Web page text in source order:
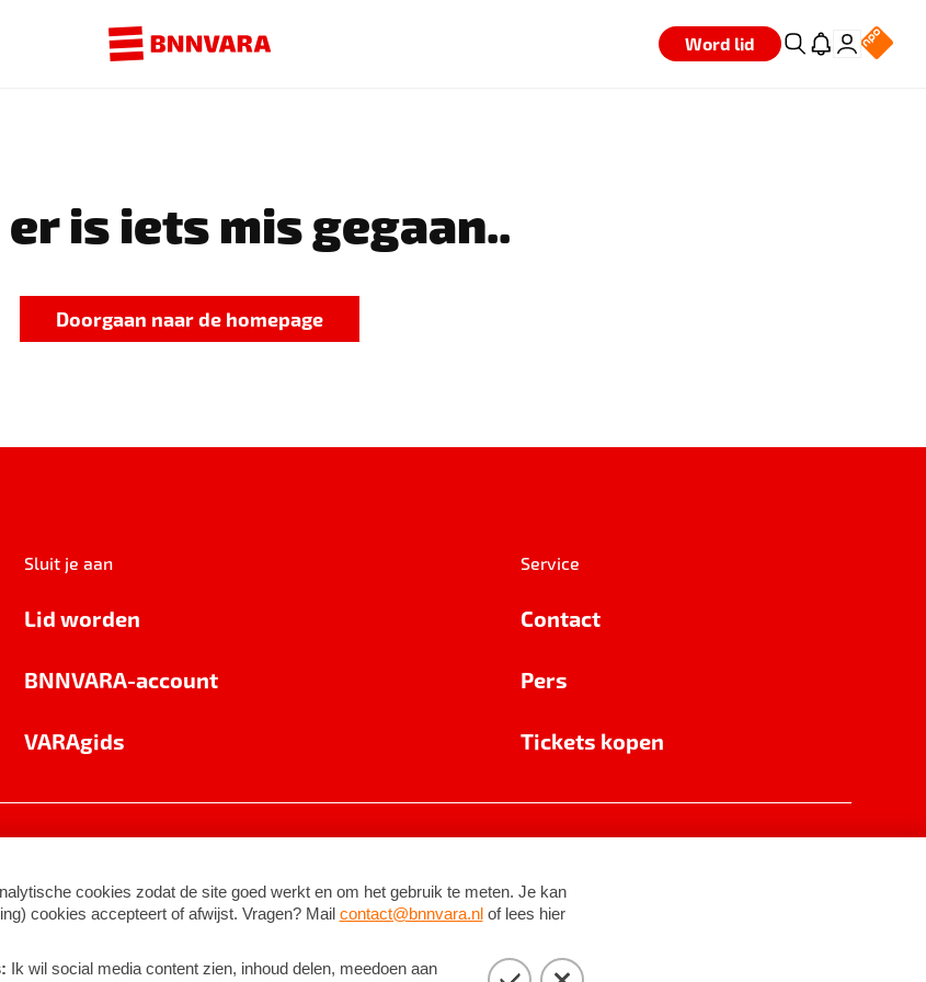
Word lid
er is iets mis gegaan..
Doorgaan naar de homepage
Sluit je aan
Lid worden
BNNVARA-account
VARAgids
Service
Contact
Pers
Tickets kopen
©2026BNNVARA